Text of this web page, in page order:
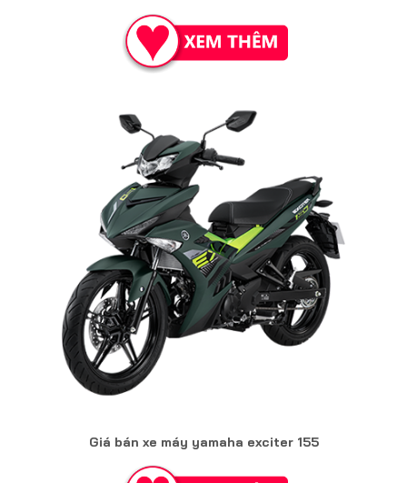
Giá bán xe máy yamaha exciter 155